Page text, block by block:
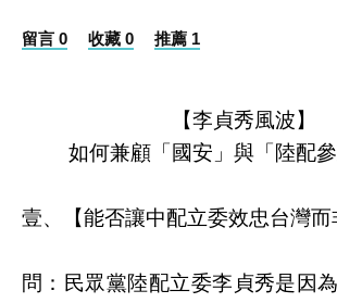
留言 0 收藏 0 推薦 1
【李貞秀風波】
如何兼顧「國安」與「陸配
壹、【能否讓中配立委效忠台灣而
問： 民眾黨陸配立委李貞秀是因